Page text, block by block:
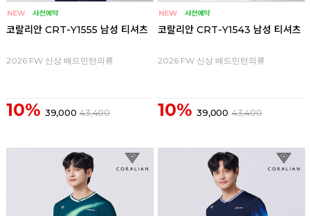
코랄리안 CRT-Y1555 남성 티셔츠
2026 FW 신상 배드민턴의류
10% 39,000 43,400
코랄리안 CRT-Y1543 남성 티셔츠
2026 FW 신상 배드민턴의류
10% 39,000 43,400